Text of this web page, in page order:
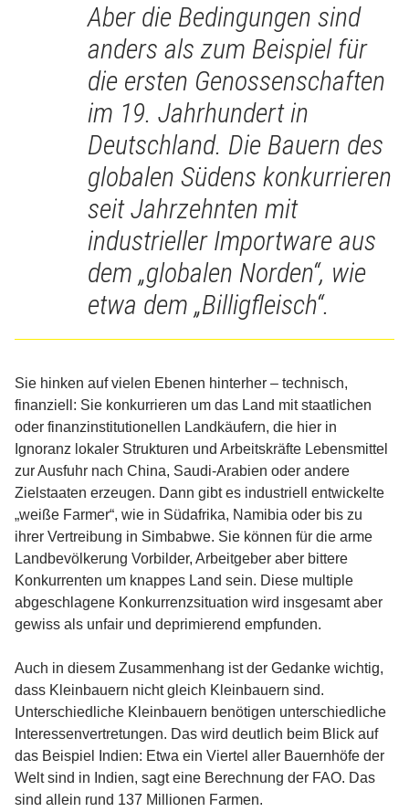
Aber die Bedingungen sind
anders als zum Beispiel für
die ersten Genossenschaften
im 19. Jahrhundert in
Deutschland. Die Bauern des
globalen Südens konkurrieren
seit Jahrzehnten mit
industrieller Importware aus
dem „globalen Norden“, wie
etwa dem „Billigfleisch“.
Sie hinken auf vielen Ebenen hinterher – technisch,
finanziell: Sie konkurrieren um das Land mit staatlichen
oder finanzinstitutionellen Landkäufern, die hier in
Ignoranz lokaler Strukturen und Arbeitskräfte Lebensmittel
zur Ausfuhr nach China, Saudi-Arabien oder andere
Zielstaaten erzeugen. Dann gibt es industriell entwickelte
„weiße Farmer“, wie in Südafrika, Namibia oder bis zu
ihrer Vertreibung in Simbabwe. Sie können für die arme
Landbevölkerung Vorbilder, Arbeitgeber aber bittere
Konkurrenten um knappes Land sein. Diese multiple
abgeschlagene Konkurrenzsituation wird insgesamt aber
gewiss als unfair und deprimierend empfunden.
Auch in diesem Zusammenhang ist der Gedanke wichtig,
dass Kleinbauern nicht gleich Kleinbauern sind.
Unterschiedliche Kleinbauern benötigen unterschiedliche
Interessenvertretungen. Das wird deutlich beim Blick auf
das Beispiel Indien: Etwa ein Viertel aller Bauernhöfe der
Welt sind in Indien, sagt eine Berechnung der FAO. Das
sind allein rund 137 Millionen Farmen.